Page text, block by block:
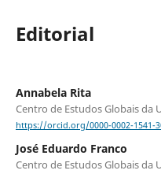
Editorial
Annabela Rita
Centro de Estudos Globais da
https://orcid.org/0000-0002-1541-
José Eduardo Franco
Centro de Estudos Globais da